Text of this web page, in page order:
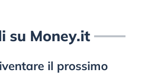
su Money.it
il prossimo